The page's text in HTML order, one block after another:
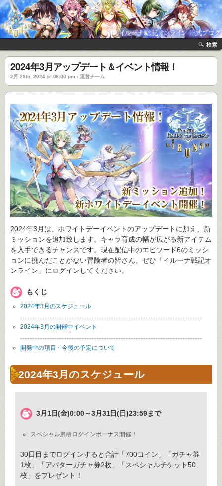
検索
2024年3月アップデート＆イベント情報！
2月 28th, 2024 @ 06:00 pm › 運営チーム
2024年3月は、ホワイトデーイベントのアップデートに加え、新
ミッションを追加致します。キャラ育成の幅が広がる新アイテム
を入手できるチャンスです。現在配信中のエピソード6のミッシ
ョンに挑んだことがない冒険者の皆さん、ぜひ「イルーナ戦記オ
ンライン」にログインしてください。
もくじ
2024年3月のスケジュール
2024年3月の開催中イベント
開発中の項目・今後の予定について
2024年3月のスケジュール
3月1日(金)0:00～3月31日(日)23:59まで
スペシャル累積ログインボーナス開催！
30日目までログインすると合計「700コイン」「ガチャ券
1枚」「アバターガチャ券2枚」「スペシャルチケット50
枚」をプレゼント！